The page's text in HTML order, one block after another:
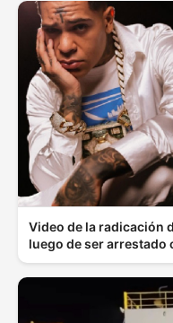
Video de la radicación
luego de ser arrestado